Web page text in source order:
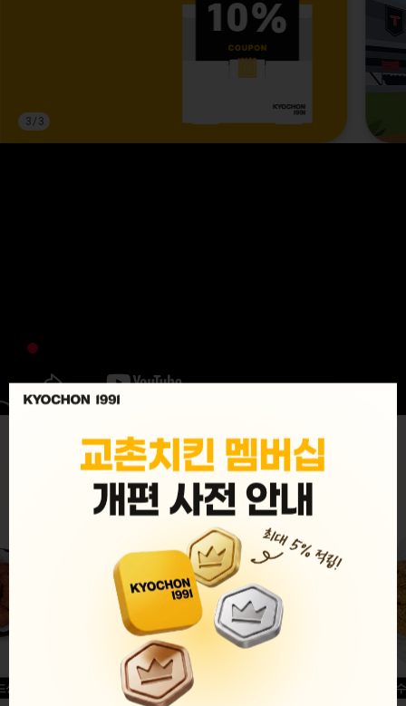
3/ 3
MENU
글윙
반반순살[레드+허니]
허니옥